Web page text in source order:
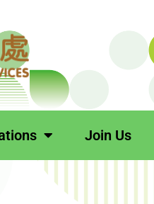
Join Us